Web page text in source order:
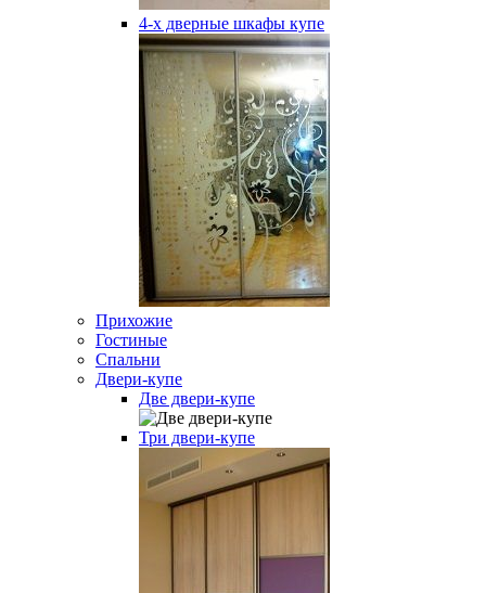
4-х дверные шкафы купе
Прихожие
Гостиные
Спальни
Двери-купе
Две двери-купе
Три двери-купе